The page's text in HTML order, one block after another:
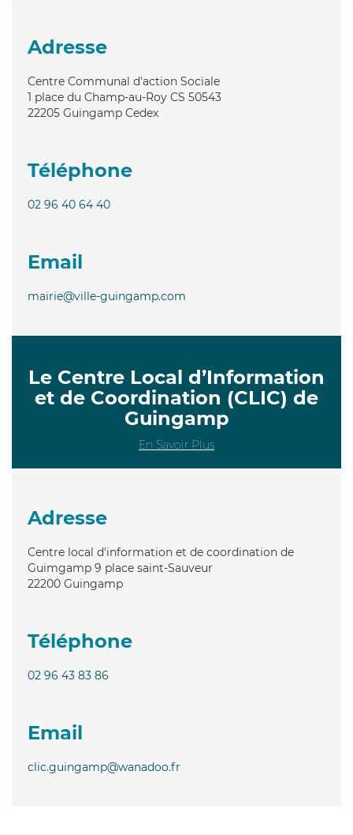
Adresse
Centre Communal d'action Sociale
1 place du Champ-au-Roy CS 50543
22205 Guingamp Cedex
Téléphone
02 96 40 64 40
Email
mairie@ville-guingamp.com
Le Centre Local d’Information
et de Coordination (CLIC) de
Guingamp
En Savoir Plus
Adresse
Centre local d'information et de coordination de
Guimgamp 9 place saint-Sauveur
22200 Guingamp
Téléphone
02 96 43 83 86
Email
clic.guingamp@wanadoo.fr